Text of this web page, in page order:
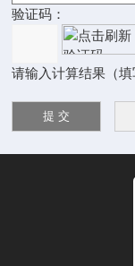
验证码：
请输入计算结果（